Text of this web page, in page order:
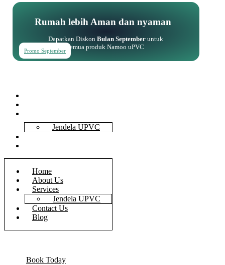
Rumah lebih Aman dan nyaman
Dapatkan DiskonBulan September untuk
semua produk Namoo uPVC
Promo September
Jendela UPVC
Home
About Us
Services
Jendela UPVC
Contact Us
Blog
Book Today